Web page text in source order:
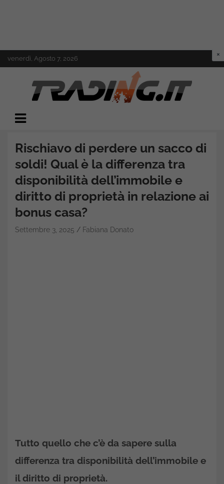
to
venerdì, Agosto 7, 2026
Trading.it
Rischiavo di perdere un sacco di
soldi! Qual è la differenza tra
disponibilità dell’immobile e
diritto di proprietà in relazione ai
bonus casa?
Settembre 3, 2025 Fabiana Donato
Tutto quello che c’è da sapere sulla
differenza tra disponibilità dell’immobile e
il diritto di proprietà.